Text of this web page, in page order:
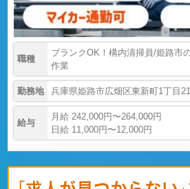
職種
ブランクOK！構内清掃員/姫路市
作業
勤務地 兵庫県姫路市広畑区東新町1丁目
給与
月給 242,000円〜264,000円
日給 11,000円〜12,000円